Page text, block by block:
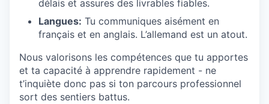
délais et assures des livrables fiables.
Langues: Tu communiques aisément en
français et en anglais. L’allemand est un atout.
Nous valorisons les compétences que tu apportes
et ta capacité à apprendre rapidement - ne
t’inquiète donc pas si ton parcours professionnel
sort des sentiers battus.